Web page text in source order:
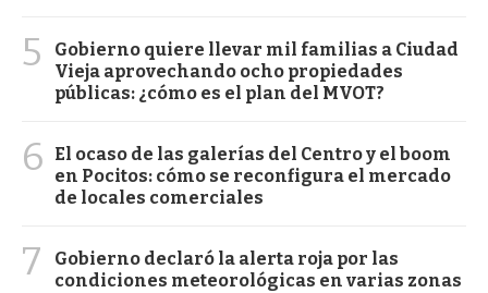
5
Gobierno quiere llevar mil familias a Ciudad
Vieja aprovechando ocho propiedades
públicas: ¿cómo es el plan del MVOT?
6
El ocaso de las galerías del Centro y el boom
en Pocitos: cómo se reconfigura el mercado
de locales comerciales
7
Gobierno declaró la alerta roja por las
condiciones meteorológicas en varias zonas